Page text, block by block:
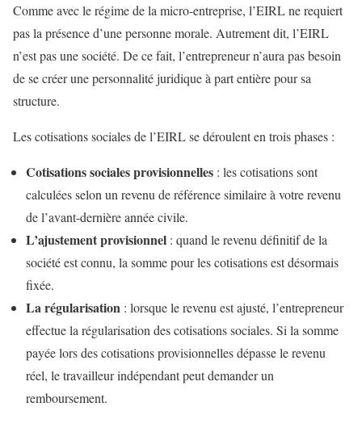
Comme avec le régime de la micro-entreprise, l’EIRL ne requiert
pas la présence d’une personne morale. Autrement dit, l’EIRL
n’est pas une société. De ce fait, l’entrepreneur n’aura pas besoin
de se créer une personnalité juridique à part entière pour sa
structure.
Les cotisations sociales de l’EIRL se déroulent en trois phases :
Cotisations sociales provisionnelles : les cotisations sont
calculées selon un revenu de référence similaire à votre revenu
de l’avant-dernière année civile.
L’ajustement provisionnel : quand le revenu définitif de la
société est connu, la somme pour les cotisations est désormais
fixée.
La régularisation : lorsque le revenu est ajusté, l’entrepreneur
effectue la régularisation des cotisations sociales. Si la somme
payée lors des cotisations provisionnelles dépasse le revenu
réel, le travailleur indépendant peut demander un
remboursement.